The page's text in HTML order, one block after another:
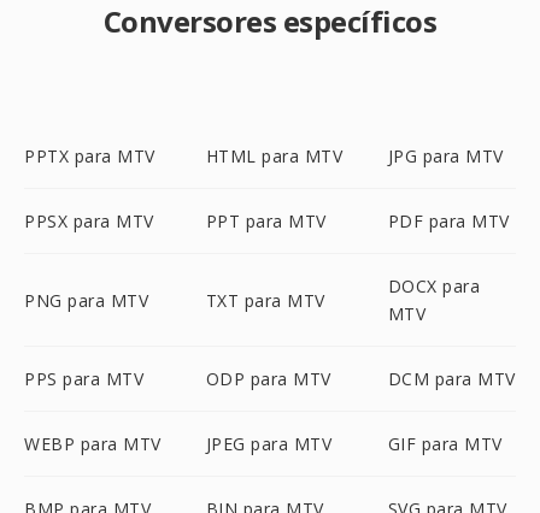
Conversores específicos
PPTX para MTV HTML para MTV JPG para MTV
PPSX para MTV PPT para MTV PDF para MTV
PNG para MTV TXT para MTV
DOCX para
MTV
PPS para MTV ODP para MTV DCM para MTV
WEBP para MTV JPEG para MTV GIF para MTV